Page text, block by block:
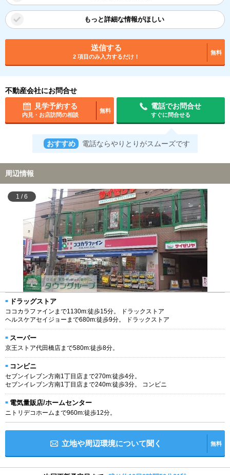
もっと詳細な情報がほしい
送信する
2 項目のみ入力するだけ！
無料
不動産会社にお問合せ
見学予約する
内見・お店訪問の相談
無料
電話でお問合せ
すぐに問合せる
おすすめ 電話ならやりとりがスムーズです
周辺情報
1 /6
ドラッグストア
ココカラファインまで1130m:徒歩15分。 ドラックストア
ヘルスケアセイジョーまで680m:徒歩9分。 ドラックストア
スーパー
京王ストア代田橋店まで580m:徒歩8分。
コンビニ
セブンイレブン方南1丁目店まで270m:徒歩4分。
セブンイレブン方南1丁目店まで240m:徒歩3分。 コンビニ
電気量販店/ホームセンター
ニトリデコホームまで960m:徒歩12分。
立地や周辺環境について聞く 無料